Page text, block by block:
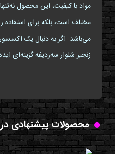
مواد با کیفیت، این محصول
مختلف است، بلکه برای استفاده
می‌باشد. اگر به دنبال یک
زنجیر شلوار سه‌ردیفه گزینه‌ای
محصولات پیشنهادی در